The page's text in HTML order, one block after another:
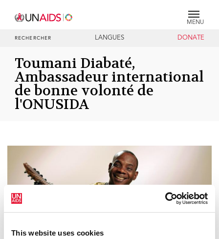
This website uses cookies
MENU
RECHERCHER LANGUES DONATE
Toumani Diabaté,
Ambassadeur international
de bonne volonté de
l'ONUSIDA